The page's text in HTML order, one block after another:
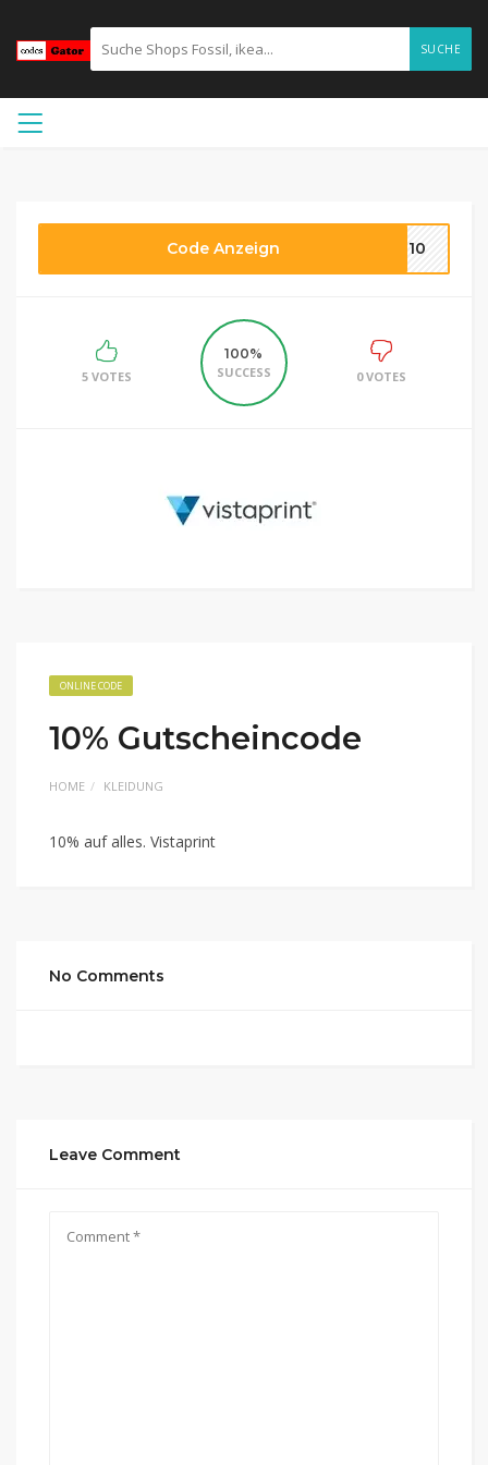
SUCHE
Code Anzeign EN10
5 VOTES
100%
SUCCESS
0 VOTES
ONLINE CODE
10% Gutscheincode
HOME KLEIDUNG
10% auf alles. Vistaprint
No Comments
Leave Comment